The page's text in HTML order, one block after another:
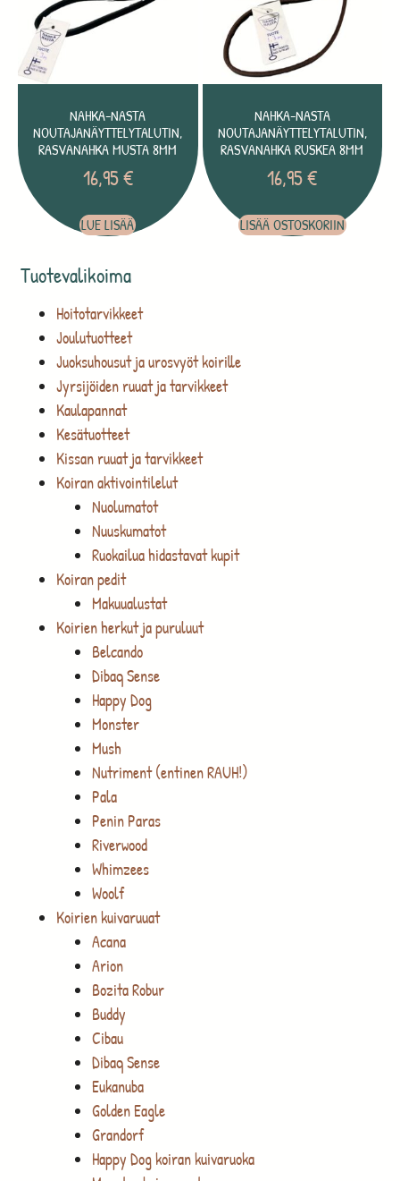
Tuotevalikoima
Hoitotarvikkeet
Joulutuotteet
Juoksuhousut ja urosvyöt koirille
Jyrsijöiden ruuat ja tarvikkeet
Kaulapannat
Kesätuotteet
Kissan ruuat ja tarvikkeet
Koiran aktivointilelut
Nuolumatot
Nuuskumatot
Ruokailua hidastavat kupit
Koiran pedit
Makuualustat
Koirien herkut ja puruluut
Belcando
Dibaq Sense
Happy Dog
Monster
Mush
Nutriment (entinen RAUH!)
Pala
Penin Paras
Riverwood
Whimzees
Woolf
Koirien kuivaruuat
Acana
Arion
Bozita Robur
Buddy
Cibau
Dibaq Sense
Eukanuba
Golden Eagle
Grandorf
Happy Dog koiran kuivaruoka
NAHKA-NASTA
NOUTAJANÄYTTELYTALUTIN,
RASVANAHKA MUSTA 8MM
16,95€
LUE LISÄÄ
NAHKA-NASTA
NOUTAJANÄYTTELYTALUTIN,
RASVANAHKA RUSKEA 8MM
16,95€
LISÄÄ OSTOSKORIIN